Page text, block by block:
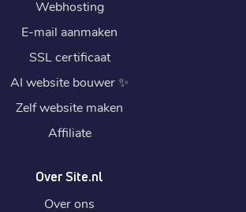
Webhosting
E-mail aanmaken
SSL certificaat
AI website bouwer✨
Zelf website maken
Affiliate
Over Site.nl
Over ons